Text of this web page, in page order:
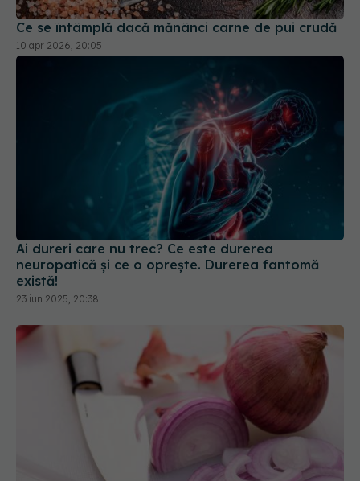
Ce se întâmplă dacă mănânci carne de pui crudă
10 apr 2026, 20:05
Ai dureri care nu trec? Ce este durerea
neuropatică și ce o oprește. Durerea fantomă
există!
23 iun 2025, 20:38